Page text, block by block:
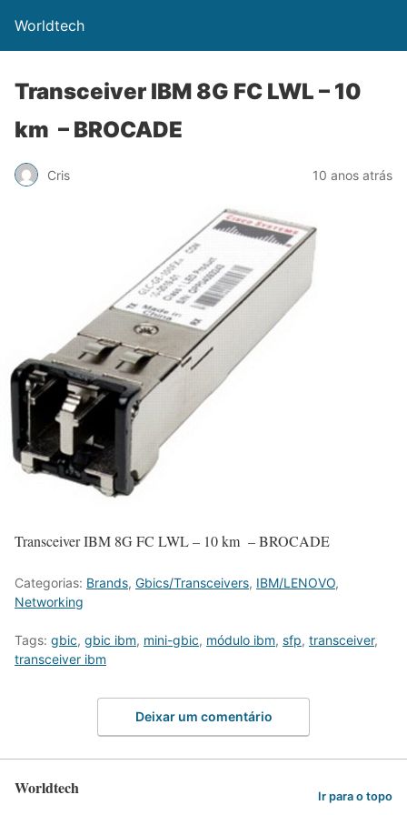
Worldtech
Transceiver IBM 8G FC LWL – 10
km – BROCADE
Cris 10 anos atrás
Transceiver IBM 8G FC LWL – 10 km – BROCADE
Categorias: Brands, Gbics/Transceivers, IBM/LENOVO,
Networking
Tags: gbic, gbic ibm, mini-gbic, módulo ibm, sfp, transceiver,
transceiver ibm
Deixar um comentário
Worldtech Ir para o topo